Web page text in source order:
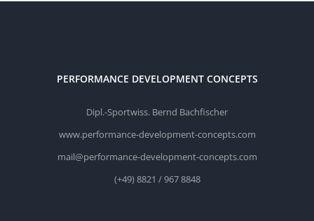
PERFORMANCE DEVELOPMENT CONCEPTS
Dipl.-Sportwiss. Bernd Bachfischer
www.performance-development-concepts.com
mail@performance-development-concepts.com
(+49) 8821 / 967 8848